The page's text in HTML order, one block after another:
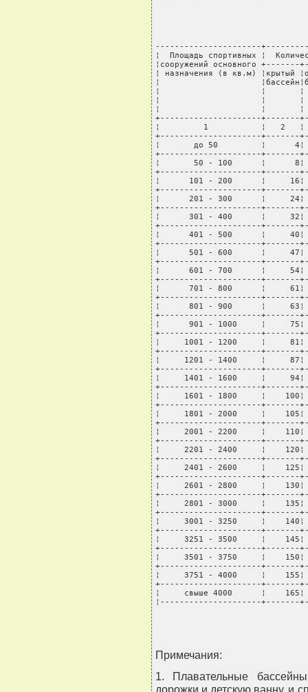
----------------------
¦  Площадь спортивных ¦
¦сооружений основного
¦ назначения (в кв.м) ¦крытый
¦
¦                     ¦       ¦
¦                     ¦       ¦
¦                     ¦       ¦
+---------------------+-------
¦         1           ¦   2   ¦
+---------------------+-------
¦       до 50         ¦
+---------------------+-------
¦       50 - 100      ¦
+---------------------+-------
¦      101 - 200      ¦
+---------------------+-------
¦      201 - 300      ¦
+---------------------+-------
¦      301 - 400      ¦
+---------------------+-------
¦      401 - 500      ¦
+---------------------+-------
¦      501 - 600      ¦
+---------------------+-------
¦      601 - 700      ¦
+---------------------+-------
¦      701 - 800      ¦
+---------------------+-------
¦      801 - 900      ¦
+---------------------+-------
¦      901 - 1000     ¦
+---------------------+-------
¦     1001 - 1200     ¦
+---------------------+-------
¦     1201 - 1400     ¦
+---------------------+-------
¦     1401 - 1600     ¦
+---------------------+-------
¦     1601 - 1800     ¦
+---------------------+-------
¦     1801 - 2000     ¦
+---------------------+-------
¦     2001 - 2200     ¦
+---------------------+-------
¦     2201 - 2400     ¦
+---------------------+-------
¦     2401 - 2600     ¦
+---------------------+-------
¦     2601 - 2800     ¦
+---------------------+-------
¦     2801 - 3000     ¦
+---------------------+-------
¦     3001 - 3250     ¦
+---------------------+-------
¦     3251 - 3500     ¦
+---------------------+-------
¦     3501 - 3750     ¦
+---------------------+-------
¦     3751 - 4000     ¦
+---------------------+-------
¦     свыше 4000      ¦
¦---------------------+-------
Примечания:
1. Плавательные
дорожки и детскую ванну, и